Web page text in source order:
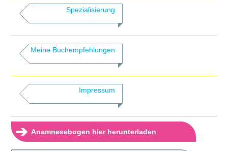
Spezialisierung
Meine Buchempfehlungen
Impressum
➔ Anamnesebogen hier herunterladen